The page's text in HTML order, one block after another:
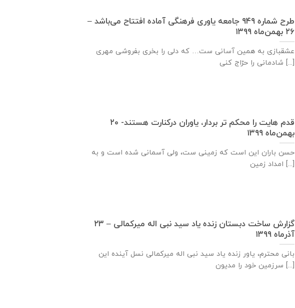
طرح شماره ۹۴۹ جامعه ياوری فرهنگی آماده افتتاح می‌باشد –
۲۶ بهمن‌ماه ۱۳۹۹
عشقبازی به همین آسانی ست… که دلی را بخری بفروشی مهری
شادمانی را حرّاج کنی [...]
قدم هایت را محکم تر بردار، یاوران درکنارت هستند- ۲۰
بهمن‌ماه ۱۳۹۹
حسن باران این است که زمینی ست، ولی آسمانی شده است و به
امداد زمین [...]
گزارش ساخت دبستان زنده ياد سيد نبی اله ميركمالی – ۲۳
آذر‌ماه ۱۳۹۹
بانی محترم، یاور زنده ياد سيد نبی اله ميركمالی نسل آینده این
سرزمین خود را مدیون [...]